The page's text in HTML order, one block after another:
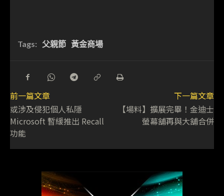
Tags: 父親節 黃金商場
前一篇文章
或涉及侵犯個人私隱
Microsoft 暫緩推出 Recall
功能
下一篇文章
【場料】擴展完畢！金迪士
螢幕舖再與大舖合併